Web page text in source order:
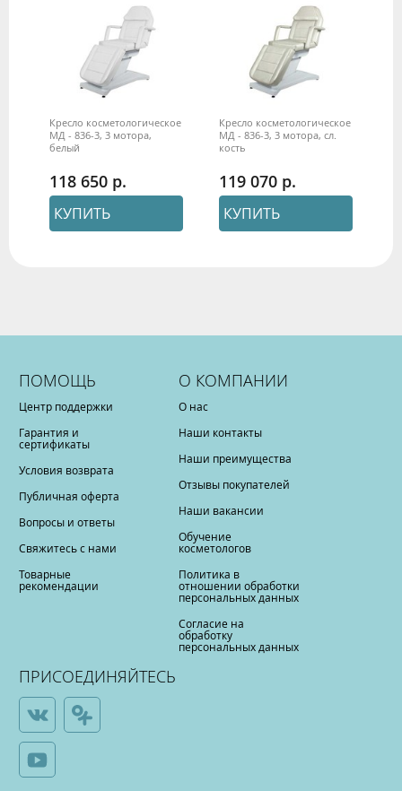
Кресло косметологическое
МД - 836-3, 3 мотора,
белый
118 650
КУПИТЬ
Кресло косметологическое
МД - 836-3, 3 мотора, сл.
кость
119 070
КУПИТЬ
ПОМОЩЬ
Центр поддержки
Гарантия и
сертификаты
Условия возврата
Публичная оферта
Вопросы и ответы
Свяжитесь с нами
Товарные
рекомендации
О КОМПАНИИ
О нас
Наши контакты
Наши преимущества
Отзывы покупателей
Наши вакансии
Обучение
косметологов
Политика в
отношении обработки
персональных данных
Согласие на
обработку
персональных данных
ПРИСОЕДИНЯЙТЕСЬ